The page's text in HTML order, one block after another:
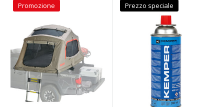
Promozione Prezzo speciale